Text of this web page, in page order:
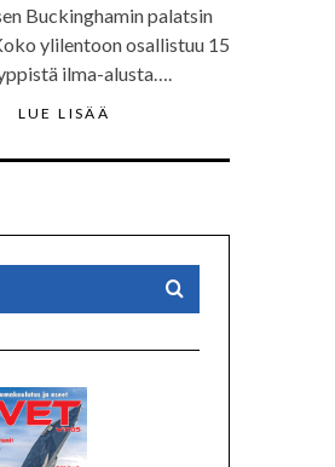
Buckinghamin palatsin
ylilentoon osallistuu 15
ilma-alusta….
LUE LISÄÄ